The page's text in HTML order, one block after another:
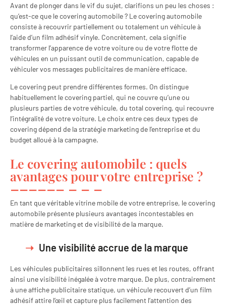
Avant de plonger dans le vif du sujet, clarifions un peu les choses :
qu’est-ce que le covering automobile ? Le covering automobile
consiste à recouvrir partiellement ou totalement un véhicule à
l’aide d’un film adhésif vinyle. Concrètement, cela signifie
transformer l’apparence de votre voiture ou de votre flotte de
véhicules en un puissant outil de communication, capable de
véhiculer vos messages publicitaires de manière efficace.
Le covering peut prendre différentes formes. On distingue
habituellement le covering partiel, qui ne couvre qu’une ou
plusieurs parties de votre véhicule, du total covering, qui recouvre
l’intégralité de votre voiture. Le choix entre ces deux types de
covering dépend de la stratégie marketing de l’entreprise et du
budget alloué à la campagne.
Le covering automobile : quels
avantages pour votre entreprise ?
En tant que véritable vitrine mobile de votre entreprise, le covering
automobile présente plusieurs avantages incontestables en
matière de marketing et de visibilité de la marque.
Une visibilité accrue de la marque
Les véhicules publicitaires sillonnent les rues et les routes, offrant
ainsi une visibilité inégalée à votre marque. De plus, contrairement
à une affiche publicitaire statique, un véhicule recouvert d’un film
adhésif attire l’œil et capture plus facilement l’attention des